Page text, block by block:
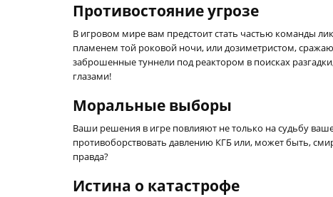
Противостояние угрозе
В игровом мире вам предстоит стать частью команды
пламенем той роковой ночи, или дозиметристом,
заброшенные туннели под реактором в поисках
глазами!
Моральные выборы
Ваши решения в игре повлияют не только на судьбу
противоборствовать давлению КГБ или, может быть,
правда?
Истина о катастрофе